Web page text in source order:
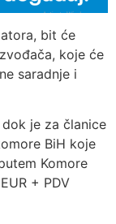
bit će
koje će
saradnje i
je za članice
BiH koje
Komore
+ PDV